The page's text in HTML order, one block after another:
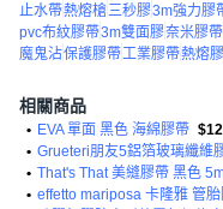
止水帶熱熔槍三秒膠3m強力膠
pvc布紋膠帶3m雙面膠奈米膠帶
魔鬼沾保護膠帶工業膠帶熱熔
相關商品
• EVA 單面 黑色 海綿膠帶
• Grueteri朋友5鋁箔玻璃纖維
• That's That 美縫膠帶 黑色
• effetto mariposa 卡隆雅 管